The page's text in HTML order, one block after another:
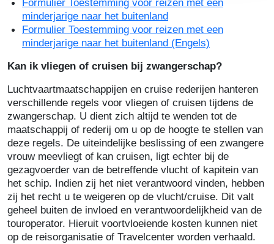
Formulier Toestemming voor reizen met een
minderjarige naar het buitenland
Formulier Toestemming voor reizen met een
minderjarige naar het buitenland (Engels)
Kan ik vliegen of cruisen bij zwangerschap?
Luchtvaartmaatschappijen en cruise rederijen hanteren
verschillende regels voor vliegen of cruisen tijdens de
zwangerschap. U dient zich altijd te wenden tot de
maatschappij of rederij om u op de hoogte te stellen van
deze regels. De uiteindelijke beslissing of een zwangere
vrouw meevliegt of kan cruisen, ligt echter bij de
gezagvoerder van de betreffende vlucht of kapitein van
het schip. Indien zij het niet verantwoord vinden, hebben
zij het recht u te weigeren op de vlucht/cruise. Dit valt
geheel buiten de invloed en verantwoordelijkheid van de
touroperator. Hieruit voortvloeiende kosten kunnen niet
op de reisorganisatie of Travelcenter worden verhaald.